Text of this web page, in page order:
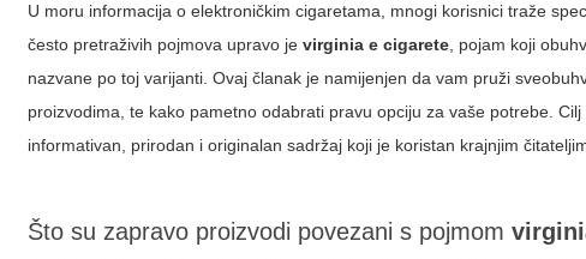
U moru informacija o elektroničkim cigaretama, mnogi korisnici traže
često pretraživih pojmova upravo jevirginia e cigarete , pojam koji
nazvane po toj varijanti. Ovaj članak je namijenjen da vam pruži
proizvodima, te kako pametno odabrati pravu opciju za vaše potrebe.
informativan, prirodan i originalan sadržaj koji je koristan krajnjim
Što su zapravo proizvodi povezani s pojmom